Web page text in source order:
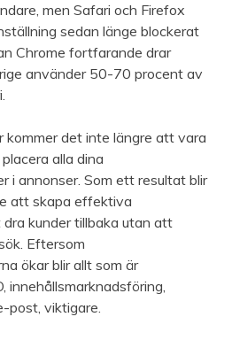
men Safari och Firefox
sedan länge blockerat
Chrome fortfarande drar
använder 50-70 procent av
kommer det inte längre att vara
alla dina
i annonser. Som ett resultat blir
att skapa effektiva
kunder tillbaka utan att
Eftersom
ökar blir allt som är
innehållsmarknadsföring,
post, viktigare.